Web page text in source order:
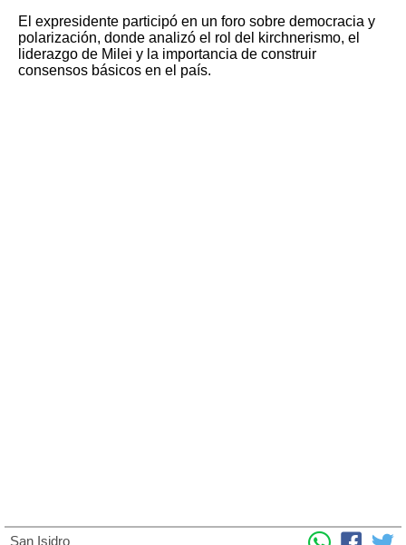
El expresidente participó en un foro sobre democracia y
polarización, donde analizó el rol del kirchnerismo, el
liderazgo de Milei y la importancia de construir
consensos básicos en el país.
San Isidro